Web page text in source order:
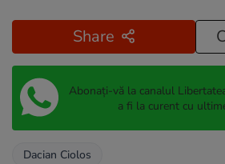
Share
Abonați-vă la canalul
a fi la curent cu
Dacian Ciolos